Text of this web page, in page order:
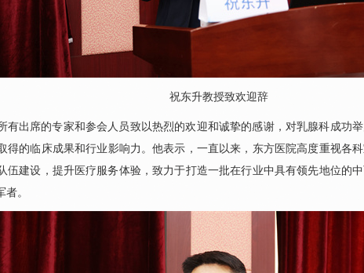
祝东升教授致欢迎辞
有出席的专家和参会人员致以热烈的欢迎和诚挚的感谢，对乳腺科成功
得的临床成果和行业影响力。他表示，一直以来，东方医院高度重视各
伍建设，提升医疗服务体验，致力于打造一批在行业中具有领先地位的
。